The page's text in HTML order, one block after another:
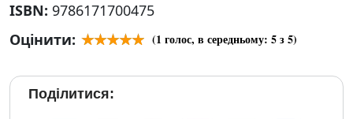
ISBN: 9786171700475
Оцінити:
(1 голос, в середньому: 5з 5)
Поділитися: